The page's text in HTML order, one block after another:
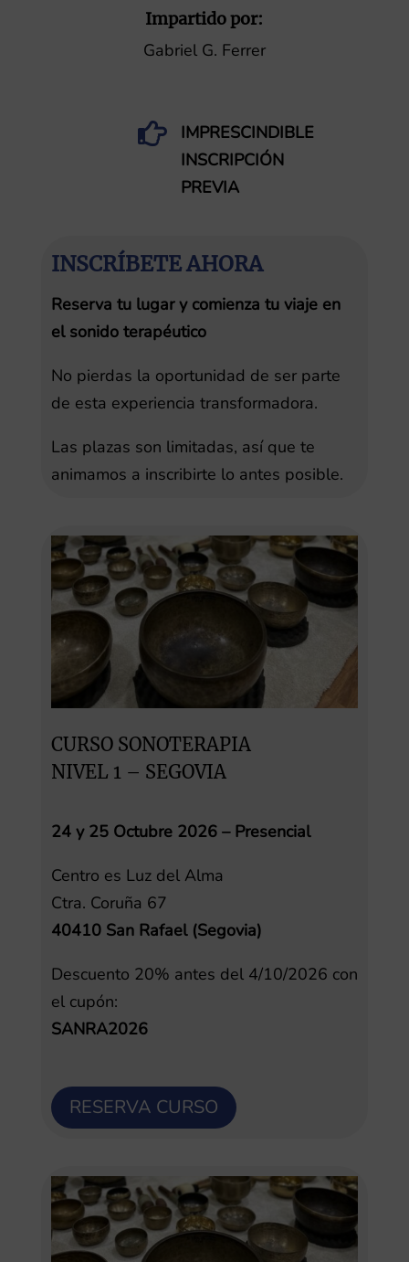
Impartido por:
Gabriel G. Ferrer

IMPRESCINDIBLE
INSCRIPCIÓN
PREVIA
INSCRÍBETE AHORA
Reserva tu lugar y comienza tu viaje en
el sonido terapéutico
No pierdas la oportunidad de ser parte
de esta experiencia transformadora.
Las plazas son limitadas, así que te
animamos a inscribirte lo antes posible.
CURSO SONOTERAPIA
NIVEL 1 – SEGOVIA
24 y 25 Octubre 2026 – Presencial
Centro es Luz del Alma
Ctra. Coruña 67
40410 San Rafael (Segovia)
Descuento 20% antes del 4/10/2026 con
el cupón:
SANRA2026
RESERVA CURSO